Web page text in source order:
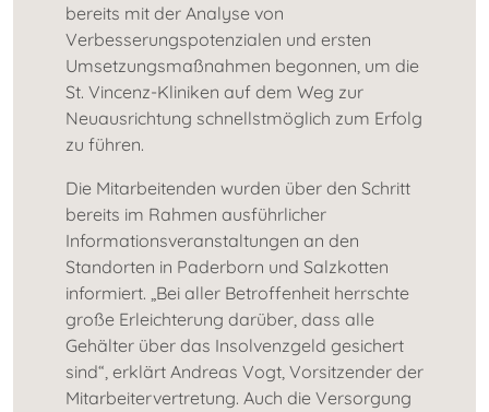
bereits mit der Analyse von
Verbesserungspotenzialen und ersten
Umsetzungsmaßnahmen begonnen, um die
St. Vincenz-Kliniken auf dem Weg zur
Neuausrichtung schnellstmöglich zum Erfolg
zu führen.
Die Mitarbeitenden wurden über den Schritt
bereits im Rahmen ausführlicher
Informationsveranstaltungen an den
Standorten in Paderborn und Salzkotten
informiert. „Bei aller Betroffenheit herrschte
große Erleichterung darüber, dass alle
Gehälter über das Insolvenzgeld gesichert
sind“, erklärt Andreas Vogt, Vorsitzender der
Mitarbeitervertretung. Auch die Versorgung